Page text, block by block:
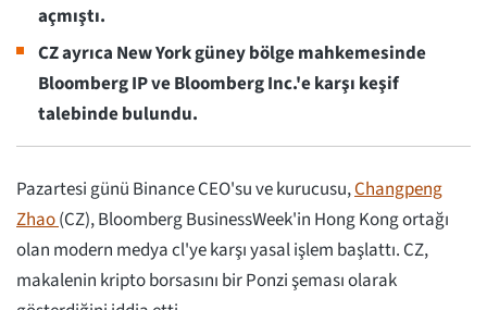
açmıştı.
CZ ayrıca New York güney bölge mahkemesinde
Bloomberg IP ve Bloomberg Inc.'e karşı keşif
talebinde bulundu.
Pazartesi günü Binance CEO'su ve kurucusu,Changpeng
Zhao(CZ), Bloomberg BusinessWeek'in Hong Kong ortağı
olan modern medya cl'ye karşı yasal işlem başlattı. CZ,
makalenin kripto borsasını bir Ponzi şeması olarak